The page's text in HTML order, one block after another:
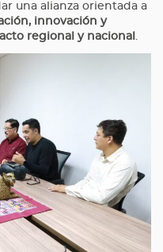
una alianza orientada a
innovación y
regional y nacional .